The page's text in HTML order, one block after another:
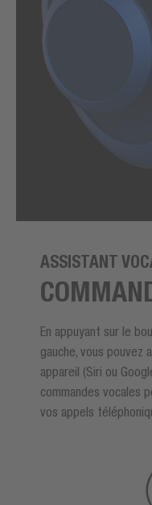
ASSISTANT
En appuyant sur le
gauche, vous
appareil (Siri ou
commandes vocales
vos appels